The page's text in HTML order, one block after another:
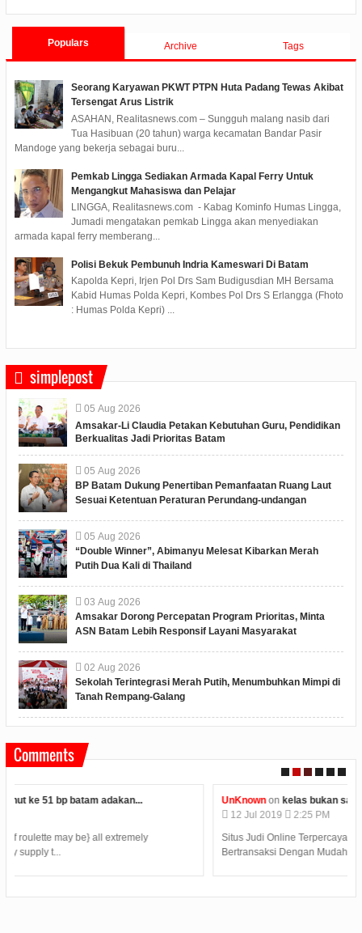
Populars Archive Tags
Seorang Karyawan PKWT PTPN Huta Padang Tewas Akibat
Tersengat Arus Listrik
ASAHAN, Realitasnews.com – Sungguh malang nasib dari
Tua Hasibuan (20 tahun) warga kecamatan Bandar Pasir
Mandoge yang bekerja sebagai buru...
Pemkab Lingga Sediakan Armada Kapal Ferry Untuk
Mengangkut Mahasiswa dan Pelajar
LINGGA, Realitasnews.com - Kabag Kominfo Humas Lingga,
Jumadi mengatakan pemkab Lingga akan menyediakan
armada kapal ferry memberang...
Polisi Bekuk Pembunuh Indria Kameswari Di Batam
Kapolda Kepri, Irjen Pol Drs Sam Budigusdian MH Bersama
Kabid Humas Polda Kepri, Kombes Pol Drs S Erlangga (Fhoto
: Humas Polda Kepri) ...
simplepost
05 Aug 2026
Amsakar-Li Claudia Petakan Kebutuhan Guru, Pendidikan
Berkualitas Jadi Prioritas Batam
05 Aug 2026
BP Batam Dukung Penertiban Pemanfaatan Ruang Laut
Sesuai Ketentuan Peraturan Perundang-undangan
05 Aug 2026
“Double Winner”, Abimanyu Melesat Kibarkan Merah
Putih Dua Kali di Thailand
03 Aug 2026
Amsakar Dorong Percepatan Program Prioritas, Minta
ASN Batam Lebih Responsif Layani Masyarakat
02 Aug 2026
Sekolah Terintegrasi Merah Putih, Menumbuhkan Mimpi di
Tanah Rempang-Galang
Comments
UnKnown onkelas bukan satu satunya tempat belajar...
Situs Judi Online Terpercaya Menyediakan Kemudahan Dalam
Bertransaksi Dengan Mudah 24 Jam. Deposit T...